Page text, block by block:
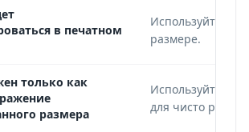
в печатном
Используйте
размере.
только как
размера
Используйте
для чисто